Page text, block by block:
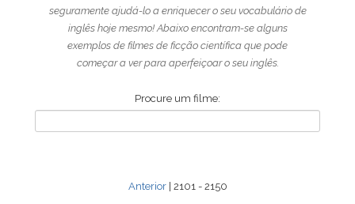
seguramente ajudá-lo a enriquecer o seu vocabulário de
inglês hoje mesmo! Abaixo encontram-se alguns
exemplos de filmes de ficção científica que pode
começar a ver para aperfeiçoar o seu inglês.
Procure um filme:
Anterior| 2101 - 2150